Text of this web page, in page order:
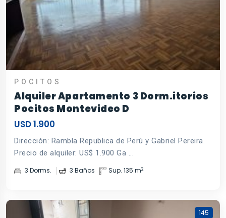
POCITOS
Alquiler Apartamento 3 Dorm.itorios
Pocitos Montevideo D
USD 1.900
Dirección: Rambla Republica de Perú y Gabriel Pereira.
Precio de alquiler: US$ 1.900 Ga ...
3 Dorms. 3 Baños Sup. 135 m2
145